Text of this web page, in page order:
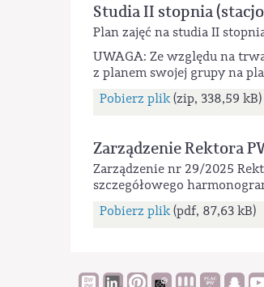
Studia II stopnia
Plan zajęć na studia II
UWAGA: Ze względu na
z planem swojej grupy na
Pobierz plik(zip, 338,59 kB)
Zarządzenie Rektora
Zarządzenie nr 29/2025
szczegółowego
Pobierz plik(pdf, 87,63 kB)